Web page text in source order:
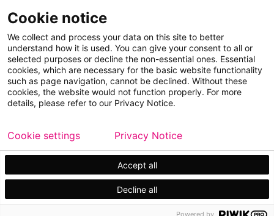
Finanzas
Acciones
Copyright © 2026 Metso
Mapa del sitio
Información legal
Privacidad Marca comercial
Cookie notice
We collect and process your data on this site to better
understand how it is used. You can give your consent to all or
selected purposes or decline the non-essential ones. Essential
cookies, which are necessary for the basic website functionality
such as page navigation, cannot be declined. Without these
cookies, the website would not function properly. For more
details, please refer to our Privacy Notice.
Accept all
Decline all
Cookie settings Privacy Notice
Powered by